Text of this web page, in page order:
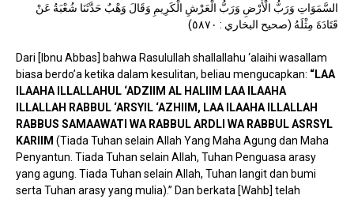
السَّمَوَاتِ وَرَبُّ الْأَرْضِ وَرَبُّ الْعَرْشِ الْكَرِيمِ وَقَالَ وَهْبٌ حَدَّثَنَا شُعْبَةُ عَنْ
قَتَادَةَ مِثْلَهُ (صحيح البخاري : ٥٨٧۰)
Dari [Ibnu Abbas] bahwa Rasulullah shallallahu ‘alaihi wasallam
biasa berdo’a ketika dalam kesulitan, beliau mengucapkan: “LAA
ILAAHA ILLALLAHUL ‘ADZIIM AL HALIIM LAA ILAAHA
ILLALLAH RABBUL ‘ARSYIL ‘AZHIIM, LAA ILAAHA ILLALLAH
RABBUS SAMAAWATI WA RABBUL ARDLI WA RABBUL ASRSYL
KARIIM (Tiada Tuhan selain Allah Yang Maha Agung dan Maha
Penyantun. Tiada Tuhan selain Allah, Tuhan Penguasa arasy
yang agung. Tiada Tuhan selain Allah, Tuhan langit dan bumi
serta Tuhan arasy yang mulia).” Dan berkata [Wahb] telah